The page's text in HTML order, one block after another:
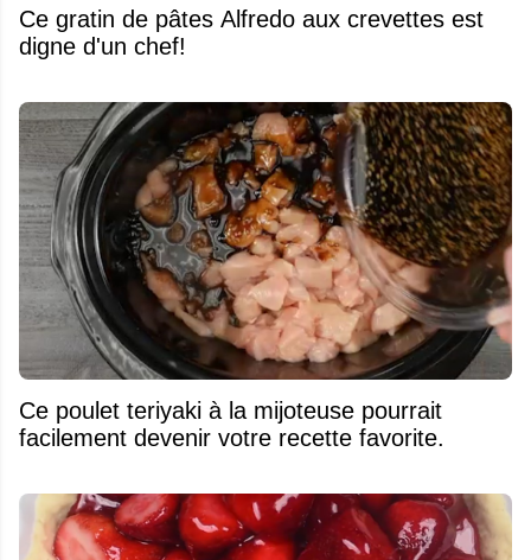
Ce gratin de pâtes Alfredo aux crevettes est
digne d'un chef!
Ce poulet teriyaki à la mijoteuse pourrait
facilement devenir votre recette favorite.